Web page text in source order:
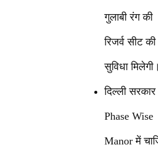
गुलाबी रंग की
रिजर्व सीट की
सुविधा मिलेगी।
दिल्ली सरकार
Phase Wise
Manor में